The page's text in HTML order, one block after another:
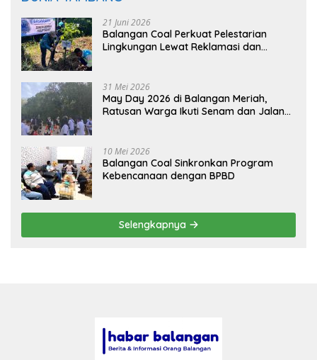
21 Juni 2026
Balangan Coal Perkuat Pelestarian
Lingkungan Lewat Reklamasi dan
31 Mei 2026
May Day 2026 di Balangan Meriah,
Ratusan Warga Ikuti Senam dan Jalan
10 Mei 2026
Balangan Coal Sinkronkan Program
Kebencanaan dengan BPBD
Selengkapnya